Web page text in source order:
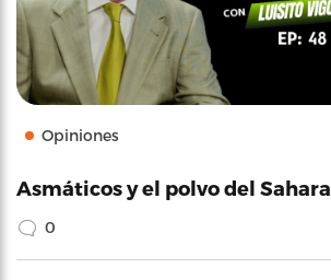
Opiniones
Asmáticos y el polvo del Sahara
0